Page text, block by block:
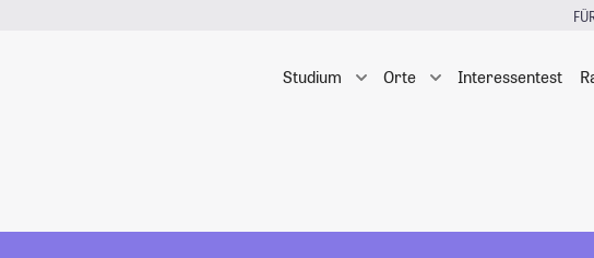
Studium Orte Interessentest